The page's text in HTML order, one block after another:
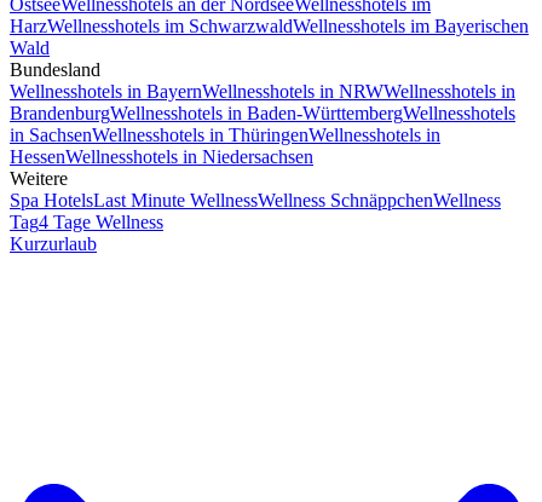
HarzWellnesshotels im SchwarzwaldWellnesshotels im Bayerischen
Wald
Bundesland
Wellnesshotels in BayernWellnesshotels in NRWWellnesshotels in
BrandenburgWellnesshotels in Baden-WürttembergWellnesshotels
in SachsenWellnesshotels in ThüringenWellnesshotels in
HessenWellnesshotels in Niedersachsen
Weitere
Spa HotelsLast Minute WellnessWellness SchnäppchenWellness
Tag4 Tage Wellness
Kurzurlaub